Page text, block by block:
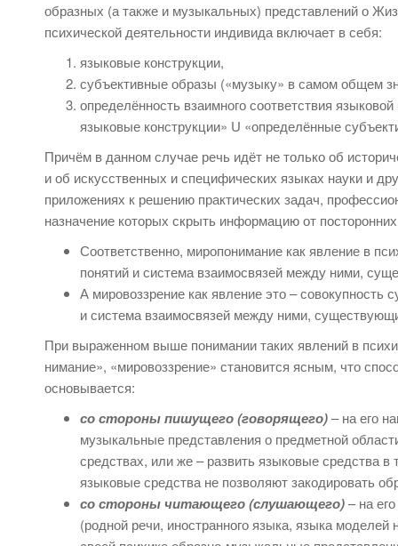
образных (а также и музыкальных) представлений о
психической деятельности индивида включает в себя:
языковые конструкции,
субъективные образы («музыку» в самом общем
определённость взаимного соответствия
языковые конструкции» U «определённые
Причём в данном случае речь идёт не только об
и об искусственных и специфических языках науки и
приложениях к решению практических задач,
назначение которых скрыть информацию от
Соответственно, миропонимание как явление в
понятий и система взаимосвязей между ними,
А мировоззрение как явление это –
и система взаимосвязей между ними,
При выраженном выше понимании таких явлений в
нимание», «мировоззрение» становится ясным, что
основывается:
со стороны пишущего (говорящего)– на его
музыкальные представления о предметной
средствах, или же – развить языковые средства
языковые средства не позволяют закодировать
со стороны читающего (слушающего) – на
(родной речи, иностранного языка, языка моделей